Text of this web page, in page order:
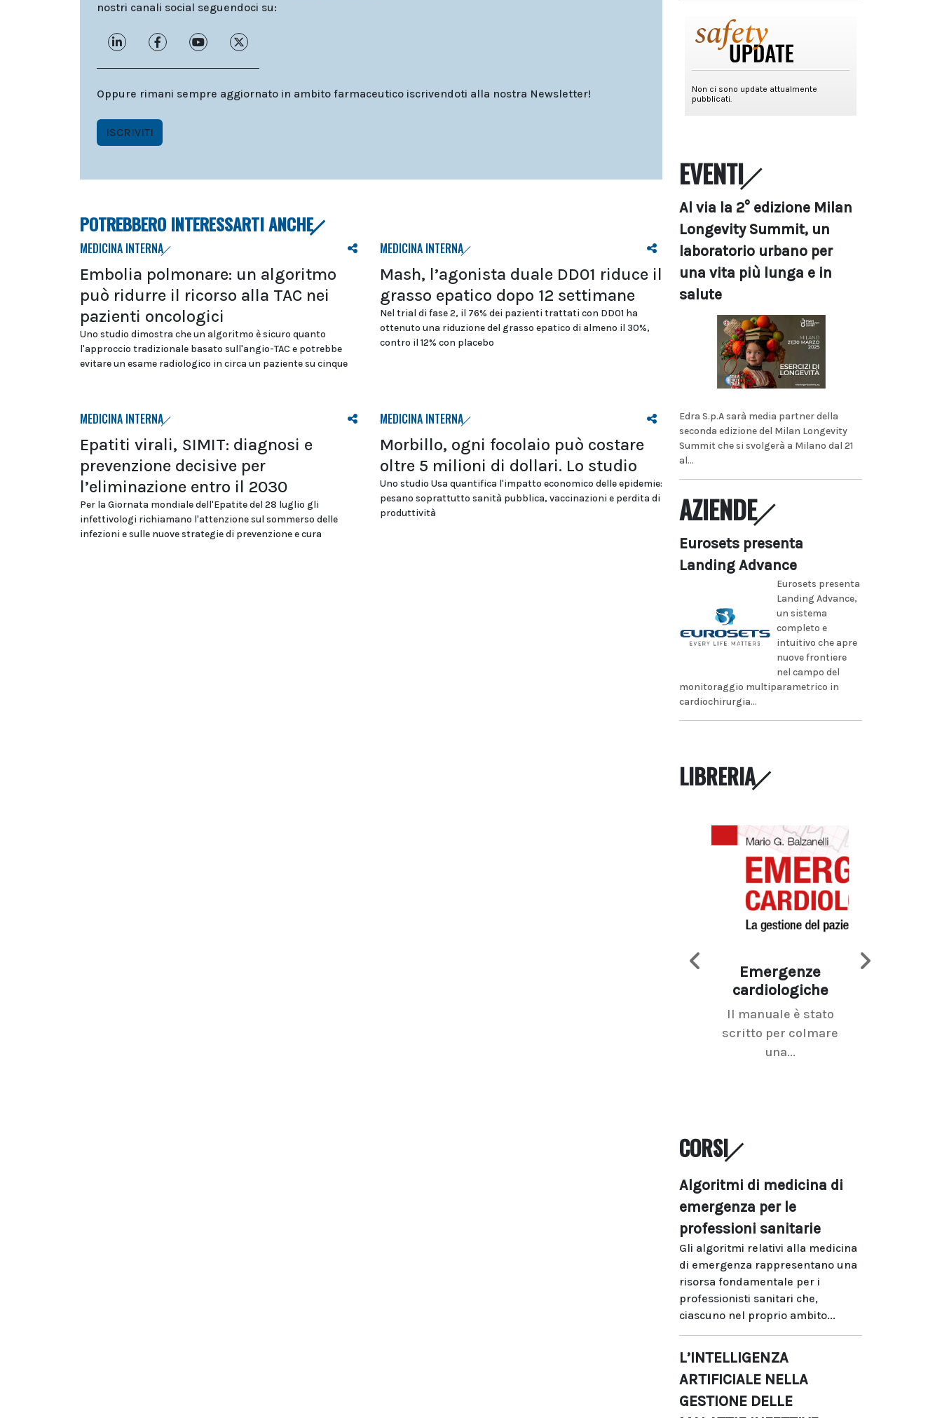
nostri canali social seguendoci su:
Oppure rimani sempre aggiornato in ambito farmaceutico iscrivendoti alla nostra Newsletter!
ISCRIVITI
POTREBBERO INTERESSARTI ANCHE
MEDICINA INTERNA
Embolia polmonare: un algoritmo
può ridurre il ricorso alla TAC nei
pazienti oncologici
Uno studio dimostra che un algoritmo è sicuro quanto
l'approccio tradizionale basato sull'angio-TAC e potrebbe
evitare un esame radiologico in circa un paziente su cinque
MEDICINA INTERNA
Mash, l’agonista duale DD01 riduce il
grasso epatico dopo 12 settimane
Nel trial di fase 2, il 76% dei pazienti trattati con DD01 ha
ottenuto una riduzione del grasso epatico di almeno il 30%,
contro il 12% con placebo
MEDICINA INTERNA
Epatiti virali, SIMIT: diagnosi e
prevenzione decisive per
l’eliminazione entro il 2030
Per la Giornata mondiale dell'Epatite del 28 luglio gli
infettivologi richiamano l'attenzione sul sommerso delle
infezioni e sulle nuove strategie di prevenzione e cura
MEDICINA INTERNA
Morbillo, ogni focolaio può costare
oltre 5 milioni di dollari. Lo studio
Uno studio Usa quantifica l'impatto economico delle epidemie:
pesano soprattutto sanità pubblica, vaccinazioni e perdita di
produttività
EVENTI
Al via la 2° edizione Milan
Longevity Summit, un
laboratorio urbano per
una vita più lunga e in
salute
Edra S.p.A sarà media partner della
seconda edizione del Milan Longevity
Summit che si svolgerà a Milano dal 21
al...
AZIENDE
Eurosets presenta
Landing Advance
Eurosets presenta
Landing Advance,
un sistema
completo e
intuitivo che apre
nuove frontiere
nel campo del
monitoraggio multiparametrico in
cardiochirurgia...
LIBRERIA
Emergenze
cardiologiche
Il manuale è stato
scritto per colmare
una...
CORSI
Algoritmi di medicina di
emergenza per le
professioni sanitarie
Gli algoritmi relativi alla medicina
di emergenza rappresentano una
risorsa fondamentale per i
professionisti sanitari che,
ciascuno nel proprio ambito...
L’INTELLIGENZA
ARTIFICIALE NELLA
GESTIONE DELLE